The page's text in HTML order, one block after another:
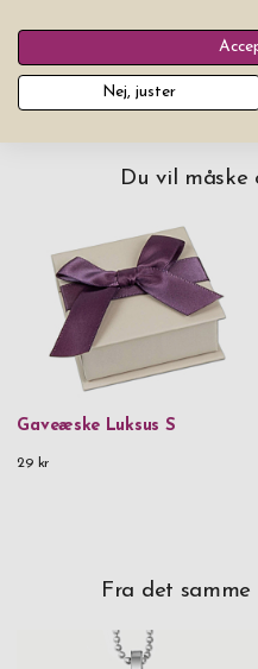
Du vil måske
Gaveæske Luksus S
29 kr
Fra det
Nej, juster